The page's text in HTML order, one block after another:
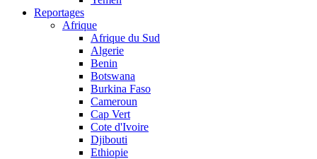
Reportages
Afrique
Afrique du Sud
Algerie
Benin
Botswana
Burkina Faso
Cameroun
Cap Vert
Cote d'Ivoire
Djibouti
Ethiopie